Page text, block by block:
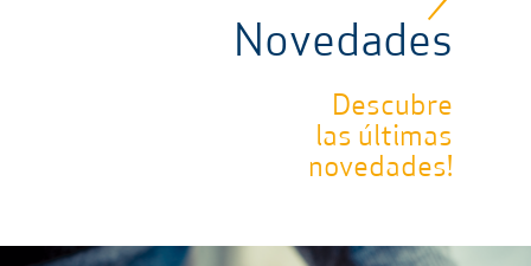
Novedades
Descubre
las últimas
novedades!